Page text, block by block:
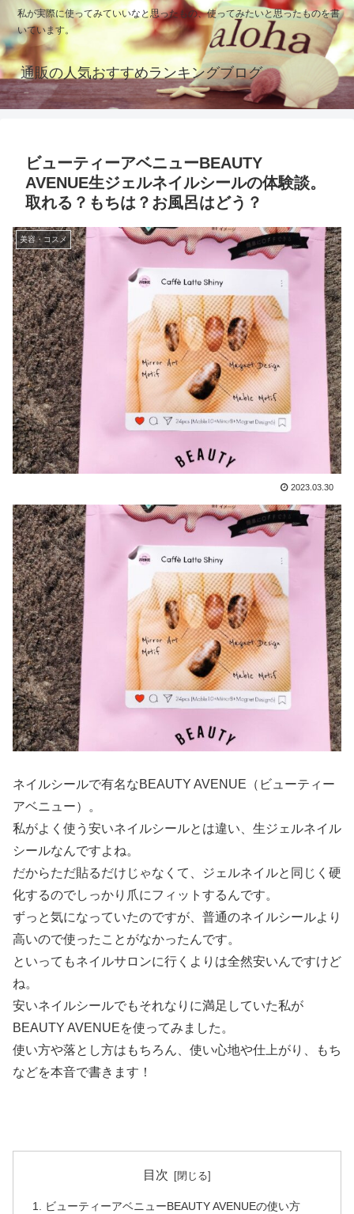
私が実際に使ってみていいなと思ったもの、使ってみたいと思ったものを書
いています。
通販の人気おすすめランキングブログ
ビューティーアベニューBEAUTY
AVENUE生ジェルネイルシールの体験談。
取れる？もちは？お風呂はどう？
美容・コスメ
2023.03.30
ネイルシールで有名なBEAUTY AVENUE（ビューティー
アベニュー）。
私がよく使う安いネイルシールとは違い、生ジェルネイル
シールなんですよね。
だからただ貼るだけじゃなくて、ジェルネイルと同じく硬
化するのでしっかり爪にフィットするんです。
ずっと気になっていたのですが、普通のネイルシールより
高いので使ったことがなかったんです。
といってもネイルサロンに行くよりは全然安いんですけど
ね。
安いネイルシールでもそれなりに満足していた私が
BEAUTY AVENUEを使ってみました。
使い方や落とし方はもちろん、使い心地や仕上がり、もち
などを本音で書きます！
目次
ビューティーアベニューBEAUTY AVENUEの使い方